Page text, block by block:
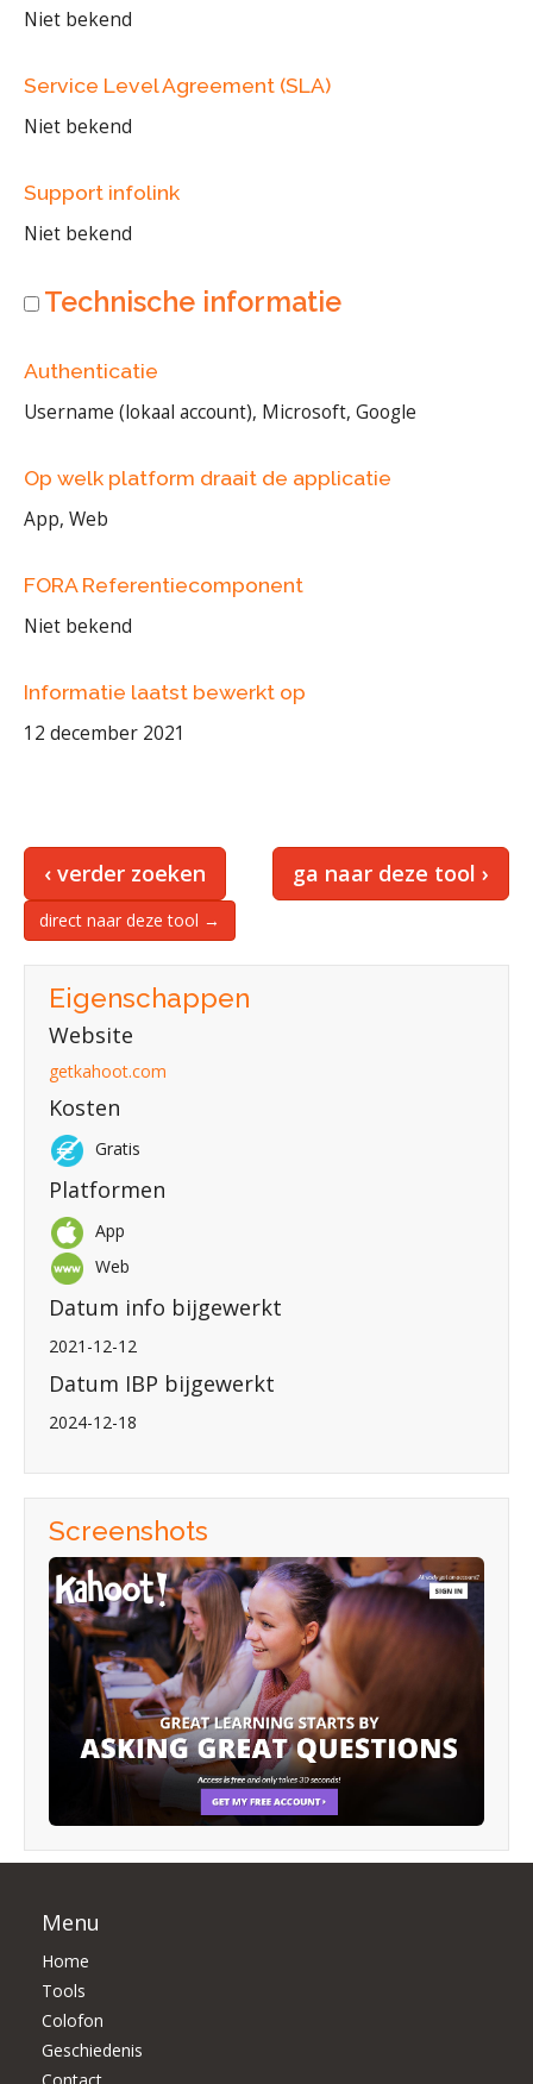
Niet bekend
Service Level Agreement (SLA)
Niet bekend
Support infolink
Niet bekend
Technische informatie
Authenticatie
Username (lokaal account), Microsoft, Google
Op welk platform draait de applicatie
App, Web
FORA Referentiecomponent
Niet bekend
Informatie laatst bewerkt op
12 december 2021
‹ verder zoeken ga naar deze tool ›
direct naar deze tool →
Eigenschappen
Website
getkahoot.com
Kosten
Gratis
Platformen
App
Web
Datum info bijgewerkt
2021-12-12
Datum IBP bijgewerkt
2024-12-18
Screenshots
Menu
Home
Tools
Colofon
Geschiedenis